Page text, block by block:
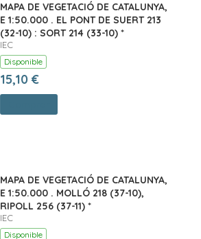
MAPA DE VEGETACIÓ DE CATALUNYA,
E 1:50.000 . EL PONT DE SUERT 213
(32-10) : SORT 214 (33-10) *
IEC
Disponible
15,10 €
MAPA DE VEGETACIÓ DE CATALUNYA,
E 1:50.000 . MOLLÓ 218 (37-10),
RIPOLL 256 (37-11) *
IEC
Disponible